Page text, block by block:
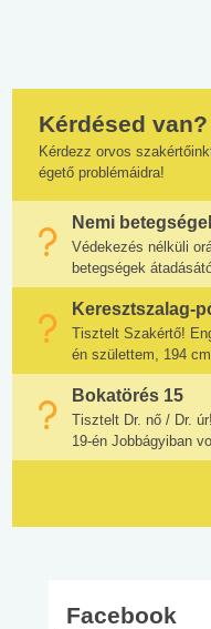
Kérdésed van?
Kérdezz orvos
égető problémáidra!
Nemi
Védekezés nélküli
betegségek
Keresztszalag-
Tisztelt Szakértő!
én születtem, 194
Bokatörés 15
Tisztelt Dr. nő / Dr.
19-én Jobbágyiban
Facebook